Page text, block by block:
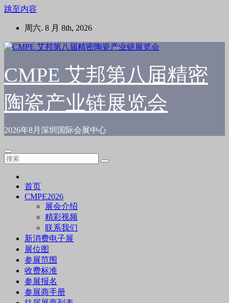
跳至内容
周六. 8 月 8th, 2026
CMPE 艾邦第八届精密
陶瓷产业链展览会
2026年8月深圳国际会展中心
首页
CMPE2026
展会介绍
精彩视频
联系我们
新消费电子展
展位图
参展范围
收费标准
参展报名
参展商手册